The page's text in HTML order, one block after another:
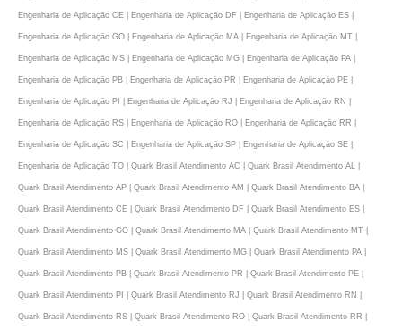
Engenharia de Aplicaçāo CE | Engenharia de Aplicaçāo DF | Engenharia de Aplicaçāo ES |
Engenharia de Aplicaçāo GO | Engenharia de Aplicaçāo MA | Engenharia de Aplicaçāo MT |
Engenharia de Aplicaçāo MS | Engenharia de Aplicaçāo MG | Engenharia de Aplicaçāo PA |
Engenharia de Aplicaçāo PB | Engenharia de Aplicaçāo PR | Engenharia de Aplicaçāo PE |
Engenharia de Aplicaçāo PI | Engenharia de Aplicaçāo RJ | Engenharia de Aplicaçāo RN |
Engenharia de Aplicaçāo RS | Engenharia de Aplicaçāo RO | Engenharia de Aplicaçāo RR |
Engenharia de Aplicaçāo SC | Engenharia de Aplicaçāo SP | Engenharia de Aplicaçāo SE |
Engenharia de Aplicaçāo TO | Quark Brasil Atendimento AC | Quark Brasil Atendimento AL |
Quark Brasil Atendimento AP | Quark Brasil Atendimento AM | Quark Brasil Atendimento BA |
Quark Brasil Atendimento CE | Quark Brasil Atendimento DF | Quark Brasil Atendimento ES |
Quark Brasil Atendimento GO | Quark Brasil Atendimento MA | Quark Brasil Atendimento MT |
Quark Brasil Atendimento MS | Quark Brasil Atendimento MG | Quark Brasil Atendimento PA |
Quark Brasil Atendimento PB | Quark Brasil Atendimento PR | Quark Brasil Atendimento PE |
Quark Brasil Atendimento PI | Quark Brasil Atendimento RJ | Quark Brasil Atendimento RN |
Quark Brasil Atendimento RS | Quark Brasil Atendimento RO | Quark Brasil Atendimento RR |